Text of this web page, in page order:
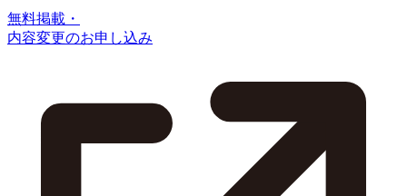
無料掲載・
内容変更のお申し込み